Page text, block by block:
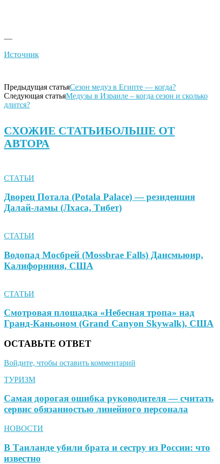
—
Источник
Предыдущая статьяСезон медуз в Египте — когда?
Следующая статьяМедузы в Израиле – когда сезон и сколько
длится?
СХОЖИЕ СТАТЬИБОЛЬШЕ ОТ
АВТОРА
СТАТЬИ
Дворец Потала (Potala Palace) — резиденция
Далай-ламы (Лхаса, Тибет)
СТАТЬИ
Водопад Мосбрей (Mossbrae Falls) Дансмьюир,
Калифорниия, США
СТАТЬИ
Смотровая площадка «Небесная тропа» над
Гранд-Каньоном (Grand Canyon Skywalk), США
ОСТАВЬТЕ ОТВЕТ
Войдите, чтобы оставить комментарий
ТУРИЗМ
Самая дорогая ошибка руководителя — считать
сервис обязанностью линейного персонала
НОВОСТИ
В Таиланде убили брата и сестру из России: что
известно